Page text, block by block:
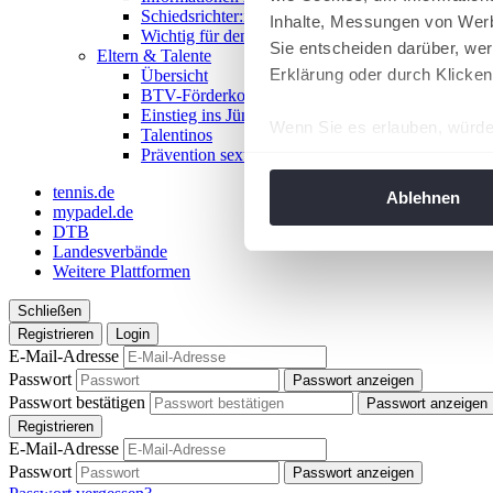
Inhalte, Messungen von
Sie entscheiden darüber,
Erklärung oder durch
Wenn Sie es erlauben,
Website an unsere Partner
möglicherweise mit weiteren
der Dienste gesammelt
Ablehnen
Schiedsrichter:in werden!
Wichtig für den Spieltag
Eltern & Talente
Übersicht
BTV-Förderkonzept
Einstieg ins Jüngstentennis
Talentinos
Prävention sexualisierter Gewalt
tennis.de
mypadel.de
DTB
Landesverbände
Weitere Plattformen
Schließen
Registrieren
Login
E-Mail-Adresse
Passwort
Passwort anzeigen
Passwort bestätigen
Passwort anzeigen
Registrieren
E-Mail-Adresse
Passwort
Passwort anzeigen